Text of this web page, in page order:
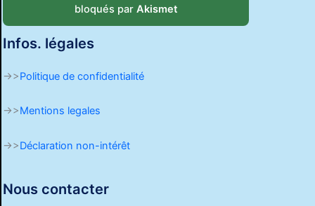
bloqués par Akismet
Infos. légales
->>Politique de confidentialité
->>Mentions legales
->>Déclaration non-intérêt
Nous contacter